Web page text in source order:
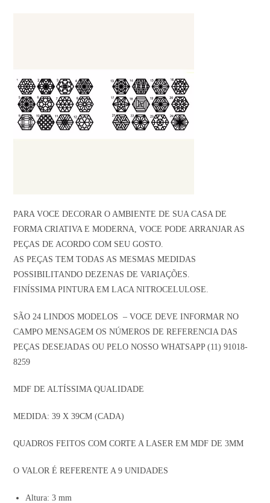
PARA VOCE DECORAR O AMBIENTE DE SUA CASA DE
FORMA CRIATIVA E MODERNA, VOCE PODE ARRANJAR AS
PEÇAS DE ACORDO COM SEU GOSTO.
AS PEÇAS TEM TODAS AS MESMAS MEDIDAS
POSSIBILITANDO DEZENAS DE VARIAÇÕES.
FINÍSSIMA PINTURA EM LACA NITROCELULOSE.
SÃO 24 LINDOS MODELOS – VOCE DEVE INFORMAR NO
CAMPO MENSAGEM OS NÚMEROS DE REFERENCIA DAS
PEÇAS DESEJADAS OU PELO NOSSO WHATSAPP (11) 91018-
8259
MDF DE ALTÍSSIMA QUALIDADE
MEDIDA: 39 X 39CM (CADA)
QUADROS FEITOS COM CORTE A LASER EM MDF DE 3MM
O VALOR É REFERENTE A 9 UNIDADES
Altura: 3 mm